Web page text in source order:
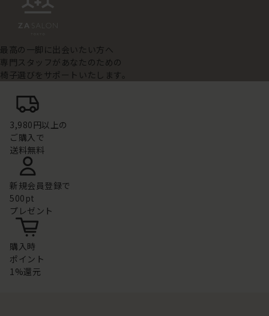
最高の一脚に出会いたい方へ
専門スタッフがあなたのための
椅子選びをサポートいたします。
3,980円以上の
ご購入で
送料無料
新規会員登録で
500pt
プレゼント
購入時
ポイント
1%還元